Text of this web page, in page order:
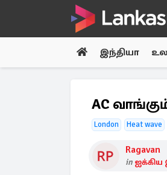
இந்தியா
AC
London Heat wave
Ragavan
in ஐக்கிய